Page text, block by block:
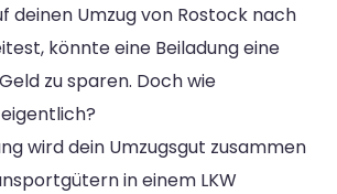
deinen Umzug von Rostock nach
könnte eine Beiladung eine
zu sparen. Doch wie
wird dein Umzugsgut zusammen
in einem LKW